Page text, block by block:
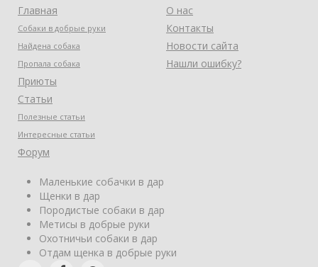
Главная
Собаки в добрые руки
Найдена собака
Пропала собака
Приюты
Статьи
Полезные статьи
Интересные статьи
Форум
О нас
Контакты
Новости сайта
Нашли ошибку?
Маленькие собачки в дар
Щенки в дар
Породистые собаки в дар
Метисы в добрые руки
Охотничьи собаки в дар
Отдам щенка в добрые руки